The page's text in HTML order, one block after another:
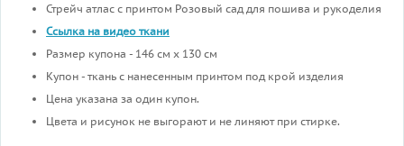
Стрейч атлас с принтом Розовый сад для пошива и рукоделия
Ссылка на видео ткани
Размер купона - 146 см х 130 см
Купон - ткань с нанесенным принтом под крой изделия
Цена указана за один купон.
Цвета и рисунок не выгорают и не линяют при стирке.